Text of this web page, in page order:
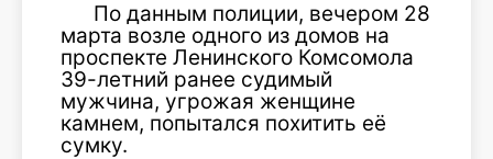
По данным полиции, вечером 28
марта возле одного из домов на
проспекте Ленинского Комсомола
39-летний ранее судимый
мужчина, угрожая женщине
камнем, попытался похитить её
сумку.